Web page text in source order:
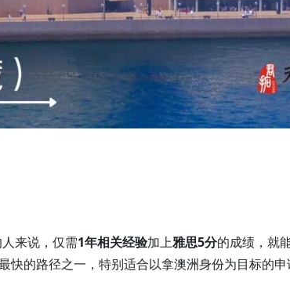
来说，仅需1年相关经验加上雅思5分的成绩，就
的路径之一，特别适合以拿澳洲身份为目标的申